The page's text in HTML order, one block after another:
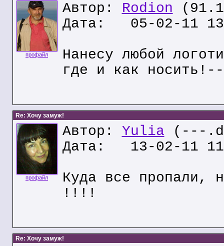
профайл
Автор: Rodion
Дата: 05-02-11
Нанесу любой
где и как
Re: Хочу замуж!
профайл
Автор: Yulia (---
Дата: 13-02-11
Куда все пропали,
!!!!
Re: Хочу замуж!